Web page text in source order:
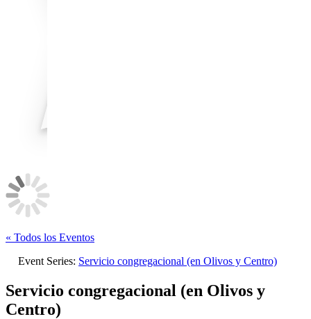
« Todos los Eventos
Event Series: Servicio congregacional (en Olivos y Centro)
Servicio congregacional (en Olivos y
Centro)